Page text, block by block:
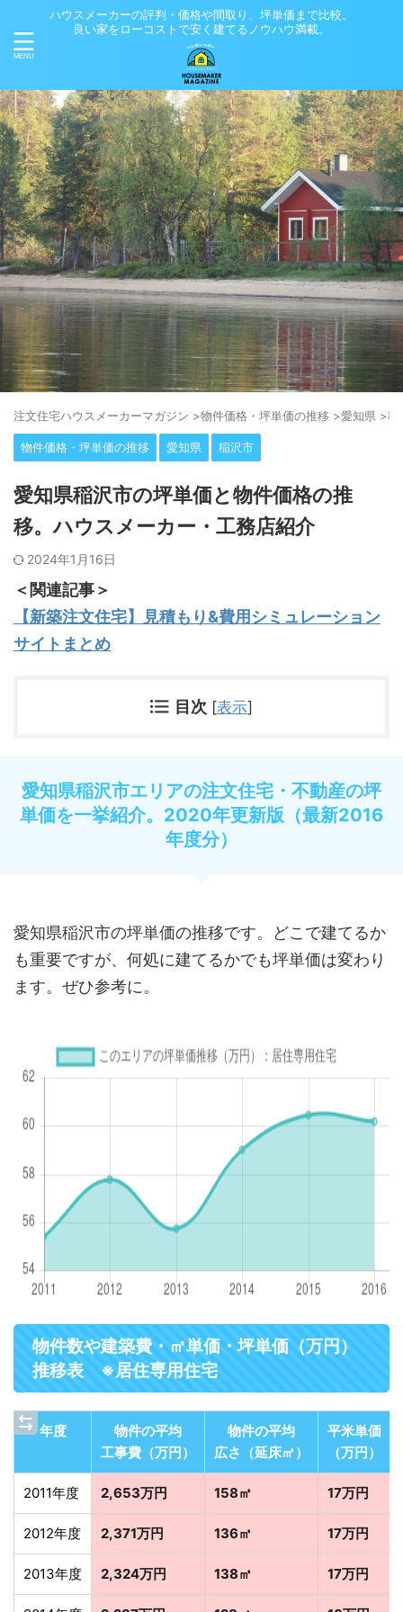
ハウスメーカーの評判・価格や間取り、坪単価まで比較。
良い家をローコストで安く建てるノウハウ満載。
注⽂住宅ハウスメーカーマガジン >物件価格・坪単価の推移 >愛知県 >稲
物件価格・坪単価の推移 愛知県 稲沢市
愛知県稲沢市の坪単価と物件価格の推
移。ハウスメーカー・工務店紹介
2024年1月16日
＜関連記事＞
【新築注文住宅】見積もり&費用シミュレーション
サイトまとめ
目次 [表示]
愛知県稲沢市エリアの注文住宅・不動産の坪
単価を一挙紹介。2020年更新版（最新2016
年度分）
愛知県稲沢市の坪単価の推移です。どこで建てるか
も重要ですが、何処に建てるかでも坪単価は変わり
ます。ぜひ参考に。
物件数や建築費・㎡単価・坪単価（万円）
推移表 ※居住専用住宅
年度
物件の平均
工事費（万円）
物件の平均
広さ（延床㎡）
平米単価
（万円）
2011年度 2,653万円 158㎡ 17万円
2012年度 2,371万円 136㎡ 17万円
2013年度 2,324万円 138㎡ 17万円